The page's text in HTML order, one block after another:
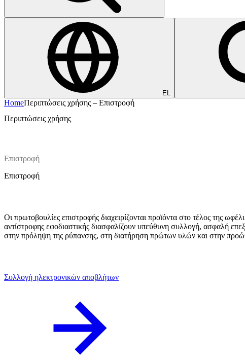
EL
HomeΠεριπτώσεις χρήσης – Επιστροφή
Περιπτώσεις χρήσης
Επιστροφή
Επιστροφή
Οι πρωτοβουλίες επιστροφής διαχειρίζονται προϊόντα στο τέλος της
αντίστροφης εφοδιαστικής διασφαλίζουν υπεύθυνη συλλογή, ασφαλή
στην πρόληψη της ρύπανσης, στη διατήρηση πρώτων υλών και στην
Συλλογή ηλεκτρονικών αποβλήτων